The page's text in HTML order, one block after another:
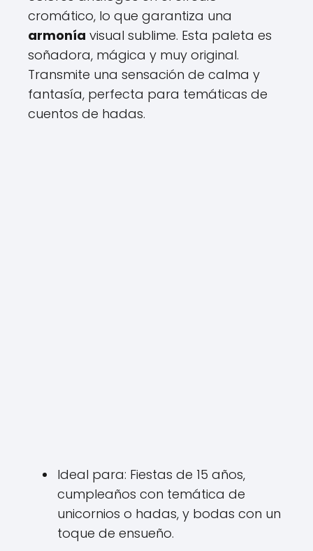
cromático, lo que garantiza una
armonía visual sublime. Esta paleta es
soñadora, mágica y muy original.
Transmite una sensación de calma y
fantasía, perfecta para temáticas de
cuentos de hadas.
Ideal para: Fiestas de 15 años,
cumpleaños con temática de
unicornios o hadas, y bodas con un
toque de ensueño.